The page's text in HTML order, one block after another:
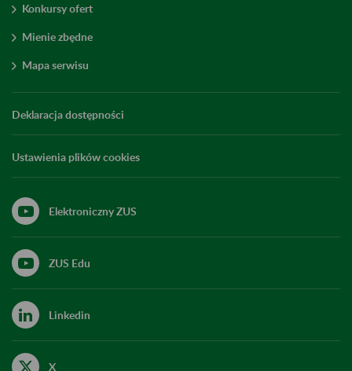
Konkursy ofert
Mienie zbędne
Mapa serwisu
Deklaracja dostępności
Ustawienia plików cookies
Elektroniczny ZUS
ZUS Edu
Linkedin
X